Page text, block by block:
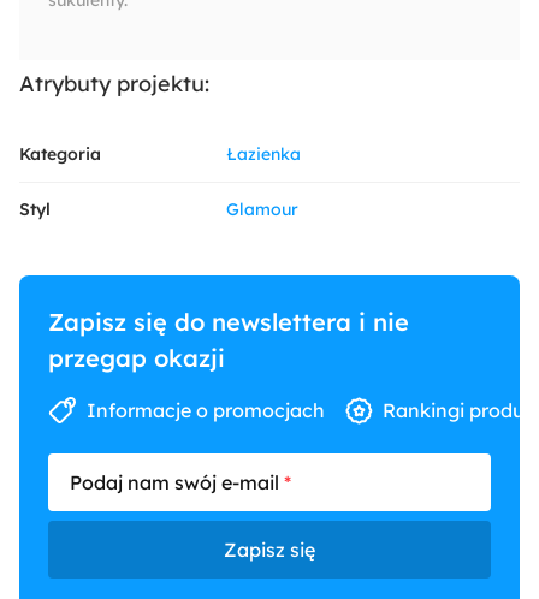
Atrybuty projektu:
Kategoria Łazienka
Styl Glamour
Zapisz się do newslettera i nie
przegap okazji
Informacje o promocjach Rankingi
Podaj nam swój e-mail
Zapisz się